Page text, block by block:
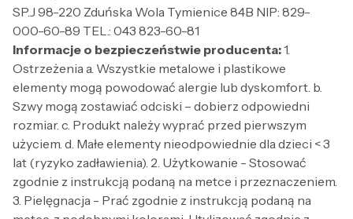
SP.J 98-220 Zduńska Wola Tymienice 84B NIP: 829-
000-60-89 TEL.: 043 823-60-81
Informacje o bezpieczeństwie producenta:1.
Ostrzeżenia a. Wszystkie metalowe i plastikowe
elementy mogą powodować alergie lub dyskomfort. b.
Szwy mogą zostawiać odciski – dobierz odpowiedni
rozmiar. c. Produkt należy wyprać przed pierwszym
użyciem. d. Małe elementy nieodpowiednie dla dzieci < 3
lat (ryzyko zadławienia). 2. Użytkowanie - Stosować
zgodnie z instrukcją podaną na metce i przeznaczeniem.
3. Pielęgnacja - Prać zgodnie z instrukcją podaną na